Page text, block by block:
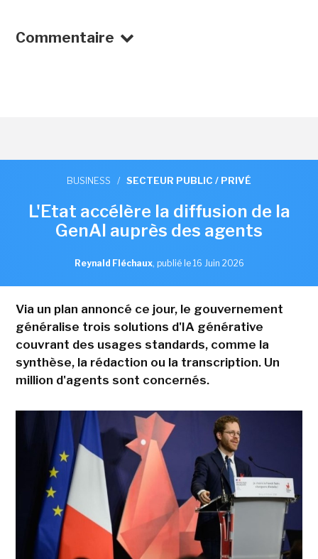
Commentaire
BUSINESS / SECTEUR PUBLIC / PRIVÉ
L'Etat accélère la diffusion de la
GenAI auprès des agents
Reynald Fléchaux, publié le 16 Juin 2026
Via un plan annoncé ce jour, le gouvernement
généralise trois solutions d'IA générative
couvrant des usages standards, comme la
synthèse, la rédaction ou la transcription. Un
million d'agents sont concernés.